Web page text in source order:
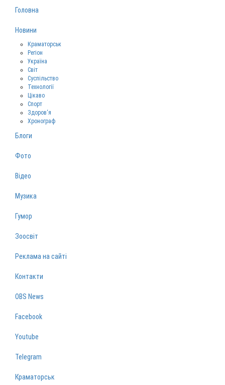
Головна
Новини
Краматорськ
Регіон
Україна
Світ
Суспільство
Технології
Цікаво
Спорт
Здоров‘я
Хронограф
Блоги
Фото
Відео
Музика
Гумор
Зоосвіт
Реклама на сайті
Контакти
OBS News
Facebook
Youtube
Telegram
Краматорськ